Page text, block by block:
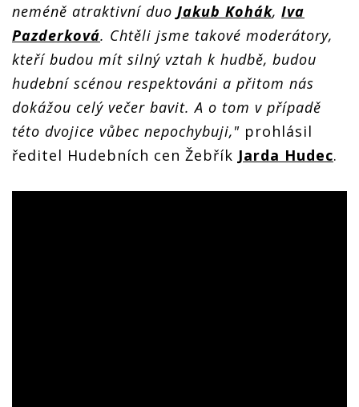
neméně atraktivní duo Jakub Kohák, Iva
Pazderková. Chtěli jsme takové moderátory,
kteří budou mít silný vztah k hudbě, budou
hudební scénou respektováni a přitom nás
dokážou celý večer bavit. A o tom v případě
této dvojice vůbec nepochybuji," prohlásil
ředitel Hudebních cen Žebřík Jarda Hudec.